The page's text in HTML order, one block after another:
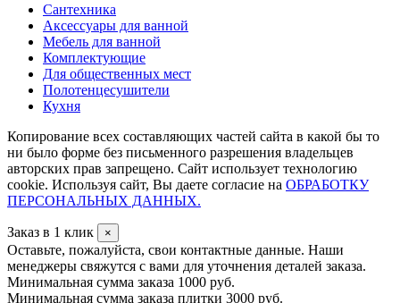
Сантехника
Аксессуары для ванной
Мебель для ванной
Комплектующие
Для общественных мест
Полотенцесушители
Кухня
Копирование всех составляющих частей сайта в какой бы то
ни было форме без письменного разрешения владельцев
авторских прав запрещено. Сайт использует технологию
cookie. Используя сайт, Вы даете согласие на ОБРАБОТКУ
ПЕРСОНАЛЬНЫХ ДАННЫХ.
Заказ в 1 клик ×
Оставьте, пожалуйста, свои контактные данные. Наши
менеджеры свяжутся с вами для уточнения деталей заказа.
Минимальная сумма заказа 1000 руб.
Минимальная сумма заказа плитки 3000 руб.